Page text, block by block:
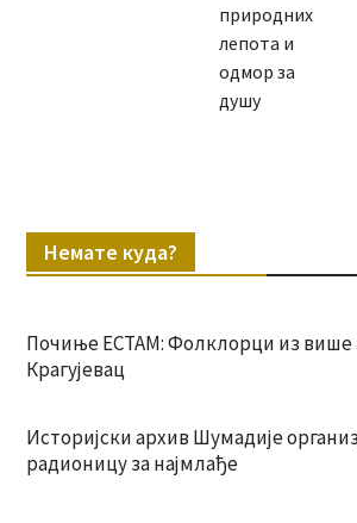
природних
лепота и
одмор за
душу
Немате куда?
Почиње ЕСТАМ: Фолклорци из више
Крагујевац
Историјски архив Шумадије
радионицу за најмлађе